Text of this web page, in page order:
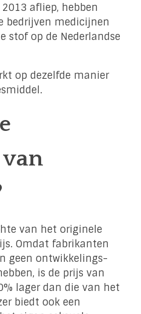
afliep, hebben
bedrijven medicijnen
stof op de Nederlandse
op dezelfde manier
van het originele
Omdat fabrikanten
geen ontwikkelings-
is de prijs van
lager dan die van het
biedt ook een